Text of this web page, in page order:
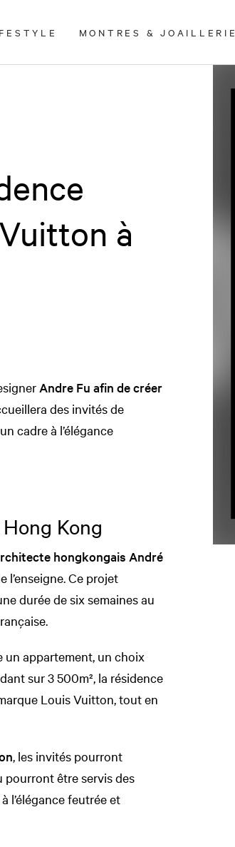
MONTRES & JOAILLERIE
à
Andre Fu afin de créer
des invités de
cadre à l’élégance
Kong
hongkongais André
l’enseigne. Ce projet
durée de six semaines au
un appartement, un choix
sur 3 500m², la résidence
Louis Vuitton, tout en
, les invités pourront
pourront être servis des
l’élégance feutrée et